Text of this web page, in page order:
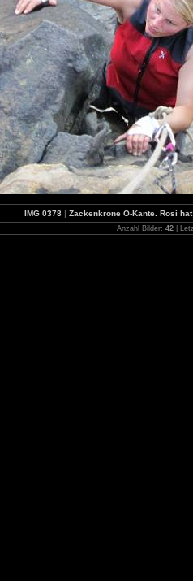
IMG 0378| Zackenkrone O-Kante. Rosi
Anzahl Bilder: 42 |